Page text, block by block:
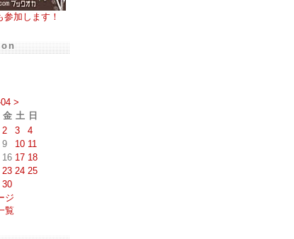
加します！
>
金 土 日
2 3
4
9 10 11
16 17 18
23 24 25
30
ジ
覧